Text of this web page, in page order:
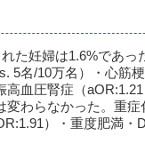
た妊婦は1.6%であっ
5名/10万名）・心筋
高血圧腎症（
わらなかった。重症
）・重度肥満・